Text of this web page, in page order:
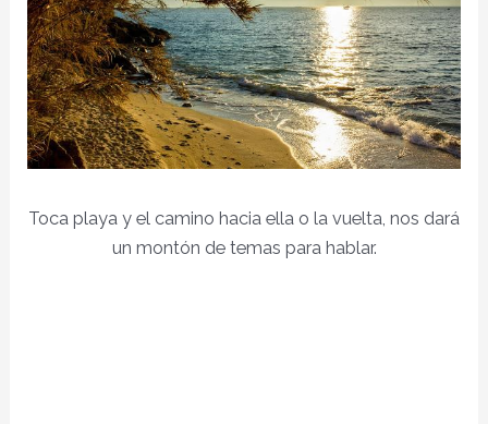
Toca playa y el camino hacia ella o la vuelta, nos dará
un montón de temas para hablar.